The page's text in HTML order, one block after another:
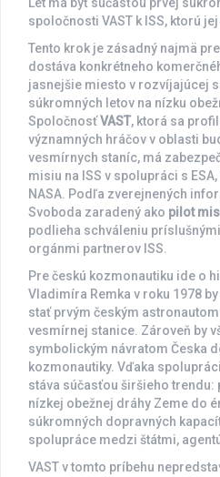
Let má byť súčasťou prvej
spoločnosti VAST k ISS, ktorú
Tento krok je zásadný najmä
dostáva konkrétneho
jasnejšie miesto v rozvíjajúcej
súkromných letov na nízku
SpoločnosťVAST, ktorá sa
významných hráčov v oblasti
vesmírnych staníc, má
misiu na ISS v spolupráci s
NASA. Podľa zverejnených
Svoboda zaradený ako pilot
podlieha schváleniu
orgánmi partnerov ISS.
Pre českú kozmonautiku ide o
Vladimíra Remka v roku 1978
stať prvým českým
vesmírnej stanice. Zároveň by
symbolickým návratom Česka
kozmonautiky. Vďaka
stáva súčasťou širšieho trendu:
nízkej obežnej dráhy Zeme do
súkromných dopravných
spolupráce medzi štátmi,
VAST v tomto príbehu